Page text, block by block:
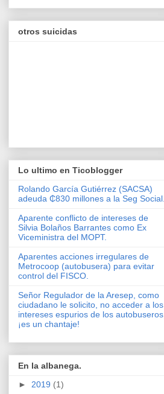
otros suicidas
Lo ultimo en Ticoblogger
Rolando García Gutiérrez (SACSA)
adeuda ₵830 millones a la Seg Social.
Aparente conflicto de intereses de
Silvia Bolaños Barrantes como Ex
Viceministra del MOPT.
Aparentes acciones irregulares de
Metrocoop (autobusera) para evitar
control del FISCO.
Señor Regulador de la Aresep, como
ciudadano le solicito, no acceder a los
intereses espurios de los autobuseros,
¡es un chantaje!
En la albanega.
► 2019 (1)